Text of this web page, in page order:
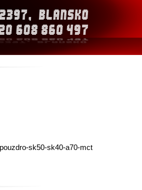
sk50-sk40-a70-mct